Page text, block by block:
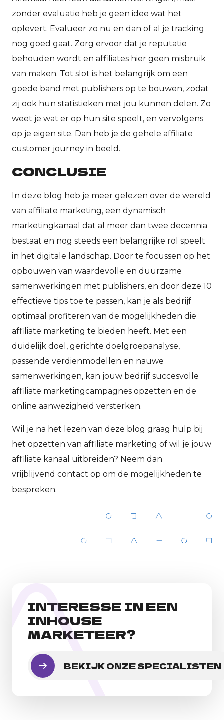
zonder evaluatie heb je geen idee wat het
oplevert. Evalueer zo nu en dan of al je tracking
nog goed gaat. Zorg ervoor dat je reputatie
behouden wordt en affiliates hier geen misbruik
van maken. Tot slot is het belangrijk om een
goede band met publishers op te bouwen, zodat
zij ook hun statistieken met jou kunnen delen. Zo
weet je wat er op hun site speelt, en vervolgens
op je eigen site. Dan heb je de gehele affiliate
customer journey in beeld.
CONCLUSIE
In deze blog heb je meer gelezen over de wereld
van affiliate marketing, een dynamisch
marketingkanaal dat al meer dan twee decennia
bestaat en nog steeds een belangrijke rol speelt
in het digitale landschap. Door te focussen op het
opbouwen van waardevolle en duurzame
samenwerkingen met publishers, en door deze 10
effectieve tips toe te passen, kan je als bedrijf
optimaal profiteren van de mogelijkheden die
affiliate marketing te bieden heeft. Met een
duidelijk doel, gerichte doelgroepanalyse,
passende verdienmodellen en nauwe
samenwerkingen, kan jouw bedrijf succesvolle
affiliate marketingcampagnes opzetten en de
online aanwezigheid versterken.
Wil je na het lezen van deze blog graag hulp bij
het opzetten van affiliate marketing of wil je jouw
affiliate kanaal uitbreiden? Neem dan
vrijblijvend contact op om de mogelijkheden te
bespreken.
INTERESSE IN EEN
INHOUSE
MARKETEER?
BEKIJK ONZE SPECIALISTEN